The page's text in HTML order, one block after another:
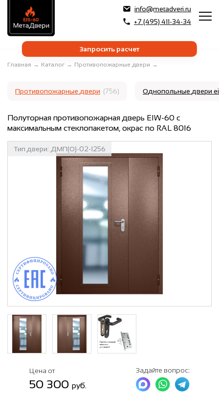
info@metadveri.ru
+7 (495) 411-34-34
Запросить расчет
Главная → Каталог → Противопожарные двери →
Противопожарные двери (756) Однопольные двери
Полуторная противопожарная дверь EIW-60 с
максимальным стеклопакетом, окрас по RAL 8016
Тип двери: ДМП(О)-02-1256
Цена от
50 300 руб.
Задайте вопрос: